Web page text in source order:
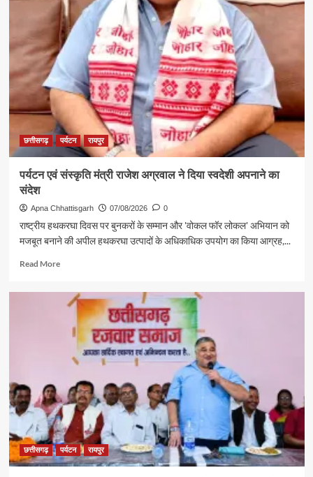
छत्तीसगढ़ पर्यटन रायपुर
पर्यटन एवं संस्कृति मंत्री राजेश अग्रवाल ने दिया स्वदेशी अपनाने का
संदेश
Apna Chhattisgarh 07/08/2026 0
राष्ट्रीय हथकरघा दिवस पर बुनकरों के सम्मान और 'वोकल फॉर लोकल' अभियान को
मजबूत बनाने की अपील हथकरघा उत्पादों के अधिकाधिक उपयोग का किया आग्रह,...
Read MoreRead
पर्यटन
संस्कृति
राजेश
अग्रवाल
दिया
स्वदेशी
अपनाने
का
संदेश
छत्तीसगढ़ पर्यटन रायपुर